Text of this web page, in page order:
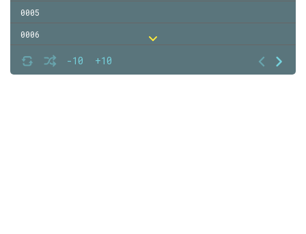
-10 +10
0005
0006
0007
0008